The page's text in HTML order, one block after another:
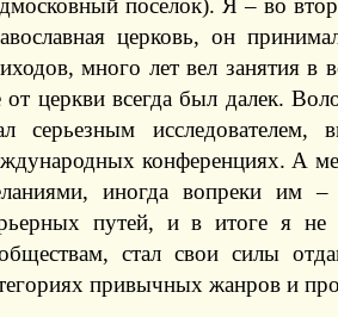
поселок). Я – во
церковь, он
много лет вел занятия в
церкви всегда был далек.
серьезным
конференциях. А
иногда вопреки им
путей, и в итоге я не
стал свои силы
привычных жанров и